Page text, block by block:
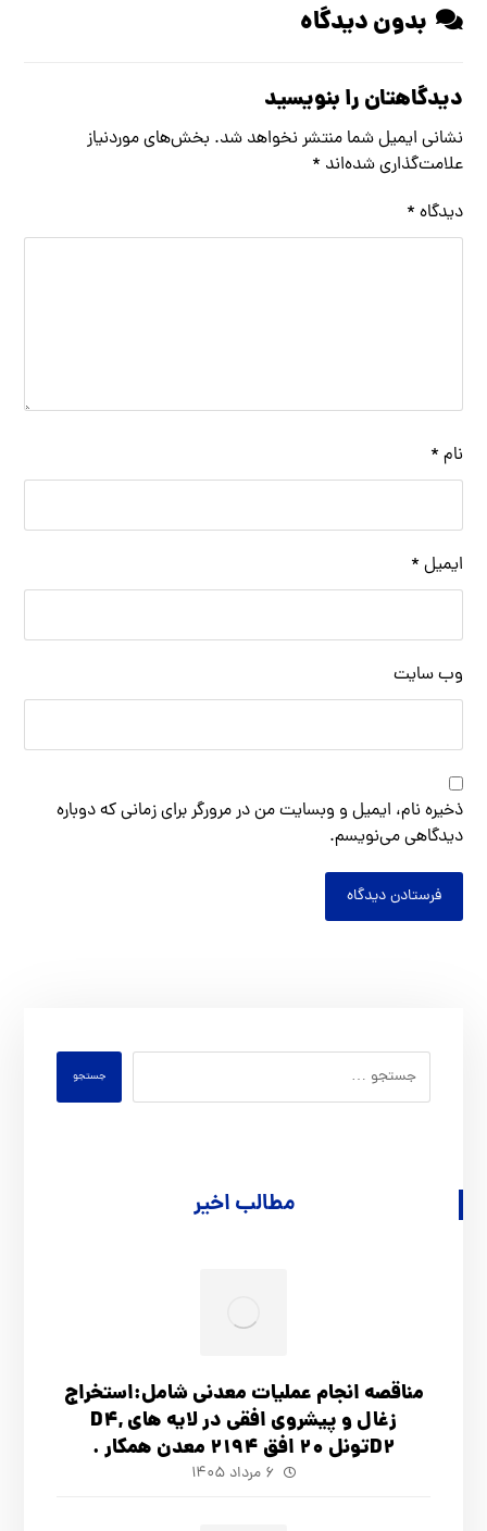
بدون دیدگاه
دیدگاهتان را بنویسید
نشانی ایمیل شما منتشر نخواهد شد. بخش‌های موردنیاز
علامت‌گذاری شده‌اند *
دیدگاه *
نام *
ایمیل *
وب‌ سایت
ذخیره نام، ایمیل و وبسایت من در مرورگر برای زمانی که دوباره
دیدگاهی می‌نویسم.
فرستادن دیدگاه
جستجو
مطالب اخیر
مناقصه انجام عملیات معدنی شامل:استخراج
زغال و پیشروی افقی در لایه های D4,
D2تونل 20 افق 2194 معدن همکار .
۶ مرداد ۱۴۰۵